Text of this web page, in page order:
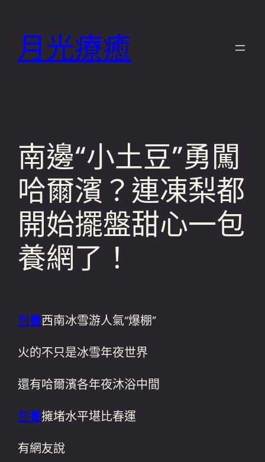
月光療癒
南邊“小土豆”勇闖
哈爾濱？連凍梨都
開始擺盤甜心一包
養網了！
包養西南冰雪游人氣“爆棚”
火的不只是冰雪年夜世界
還有哈爾濱各年夜沐浴中間
包養擁堵水平堪比春運
有網友說